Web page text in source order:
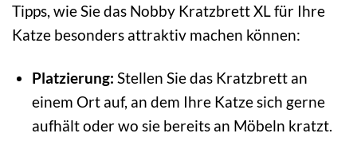
Tipps, wie Sie das Nobby Kratzbrett XL für Ihre
Katze besonders attraktiv machen können:
Platzierung: Stellen Sie das Kratzbrett an
einem Ort auf, an dem Ihre Katze sich gerne
aufhält oder wo sie bereits an Möbeln kratzt.